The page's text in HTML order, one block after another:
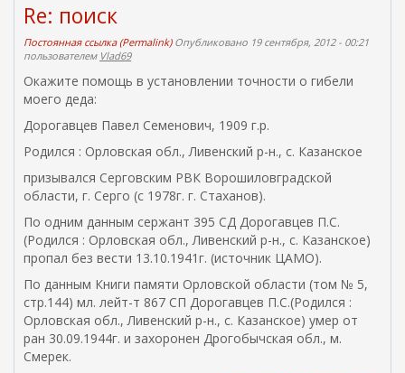
л
а
Re: поиск
Постоянная ссылка (Permalink)Опубликовано 19 сентября, 2012 - 00:21
пользователем Vlad69
Окажите помощь в установлении точности о гибели
моего деда:
Дорогавцев Павел Семенович, 1909 г.р.
Родился : Орловская обл., Ливенский р-н., с. Казанское
призывался Серговским РВК Ворошиловградской
области, г. Серго (с 1978г. г. Стаханов).
По одним данным сержант 395 СД Дорогавцев П.С.
(Родился : Орловская обл., Ливенский р-н., с. Казанское)
пропал без вести 13.10.1941г. (источник ЦАМО).
По данным Книги памяти Орловской области (том № 5,
стр.144) мл. лейт-т 867 СП Дорогавцев П.С.(Родился :
Орловская обл., Ливенский р-н., с. Казанское) умер от
ран 30.09.1944г. и захоронен Дрогобычская обл., м.
Смерек.